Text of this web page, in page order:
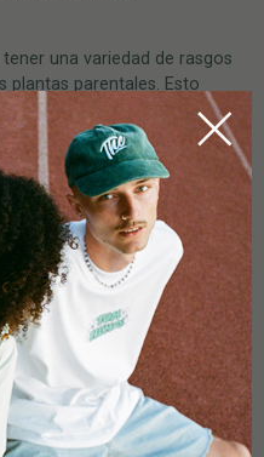
una variedad de rasgos
plantas parentales. Esto
de floración, aromas,
Cada variedad de semillas
únicas.
o sativa?
pueden ser variedades
de la composición
Las variedades índica tienden
mientras que las sativa
Los híbridos combinan las
una variedad de
feminizadas que las